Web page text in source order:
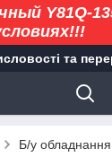
Y81Q-
та
Б/у